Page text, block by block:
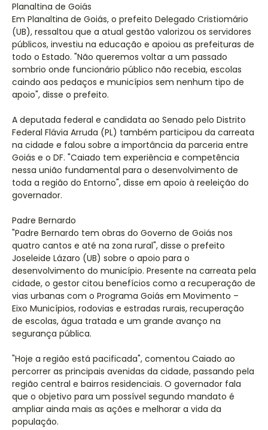
Planaltina de Goiás
Em Planaltina de Goiás, o prefeito Delegado Cristiomário
(UB), ressaltou que a atual gestão valorizou os servidores
públicos, investiu na educação e apoiou as prefeituras de
todo o Estado. "Não queremos voltar a um passado
sombrio onde funcionário público não recebia, escolas
caindo aos pedaços e municípios sem nenhum tipo de
apoio", disse o prefeito.
A deputada federal e candidata ao Senado pelo Distrito
Federal Flávia Arruda (PL) também participou da carreata
na cidade e falou sobre a importância da parceria entre
Goiás e o DF. "Caiado tem experiência e competência
nessa união fundamental para o desenvolvimento de
toda a região do Entorno", disse em apoio à reeleição do
governador.
Padre Bernardo
"Padre Bernardo tem obras do Governo de Goiás nos
quatro cantos e até na zona rural", disse o prefeito
Joseleide Lázaro (UB) sobre o apoio para o
desenvolvimento do município. Presente na carreata pela
cidade, o gestor citou benefícios como a recuperação de
vias urbanas com o Programa Goiás em Movimento –
Eixo Municípios, rodovias e estradas rurais, recuperação
de escolas, água tratada e um grande avanço na
segurança pública.
"Hoje a região está pacificada", comentou Caiado ao
percorrer as principais avenidas da cidade, passando pela
região central e bairros residenciais. O governador fala
que o objetivo para um possível segundo mandato é
ampliar ainda mais as ações e melhorar a vida da
população.